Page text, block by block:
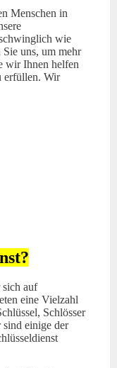
Menschen in
wie
uns, um mehr
wir Ihnen helfen
erfüllen. Wir
sich auf
eine Vielzahl
Schlösser
sind einige der